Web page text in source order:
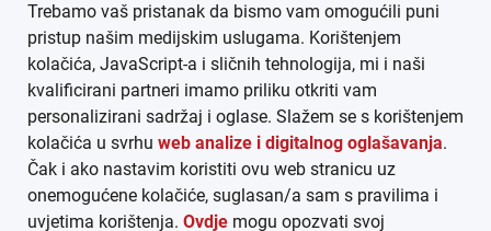
AGB
DATENSCHUTZ
MEDIADATEN
ARHIVA (PDF)
Trebamo vaš pristanak da bismo vam omogućili puni
pristup našim medijskim uslugama. Korištenjem
kolačića, JavaScript-a i sličnih tehnologija, mi i naši
kvalificirani partneri imamo priliku otkriti vam
personalizirani sadržaj i oglase. Slažem se s korištenjem
kolačića u svrhu web analize i digitalnog oglašavanja.
Čak i ako nastavim koristiti ovu web stranicu uz
onemogućene kolačiće, suglasan/a sam s pravilima i
uvjetima korištenja. Ovdje mogu opozvati svoj